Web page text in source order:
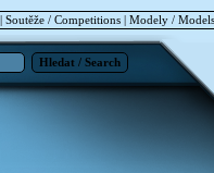
Soutěže / Competitions Modely / Models
Hledat / Search